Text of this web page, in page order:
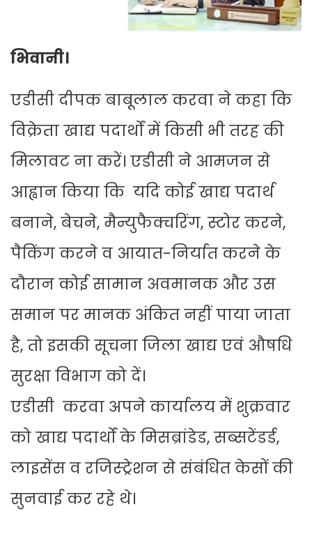
भिवानी।
एडीसी दीपक बाबूलाल करवा ने कहा कि
विक्रेता खाद्य पदार्थों में किसी भी तरह की
मिलावट ना करें। एडीसी ने आमजन से
आह्वान किया कि यदि कोई खाद्य पदार्थ
बनाने, बेचने, मैन्युफैक्चरिंग, स्टोर करने,
पैकिंग करने व आयात-निर्यात करने के
दौरान कोई सामान अवमानक और उस
समान पर मानक अंकित नहीं पाया जाता
है, तो इसकी सूचना जिला खाद्य एवं औषधि
सुरक्षा विभाग को दें।
एडीसी करवा अपने कार्यालय में शुक्रवार
को खाद्य पदार्थों के मिसब्रांडेड, सब्सटेंडर्ड,
लाइसेंस व रजिस्ट्रेशन से संबंधित केसों की
सुनवाई कर रहे थे।